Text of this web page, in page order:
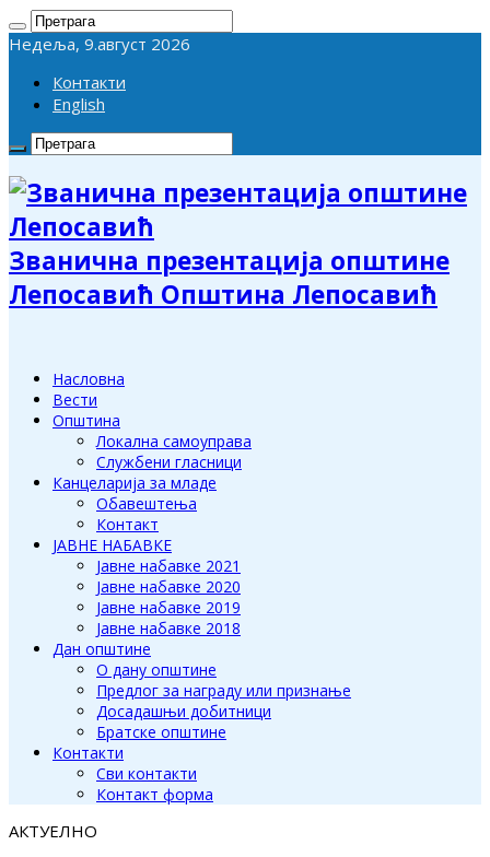
Недеља, 9.август 2026
Контакти
English
Званична презентација општине
Лепосавић Општина Лепосавић
Насловна
Вести
Општина
Локална самоуправа
Службени гласници
Канцеларија за младе
Обавештења
Контакт
ЈАВНЕ НАБАВКЕ
Јавне набавке 2021
Јавне набавке 2020
Јавне набавке 2019
Јавне набавке 2018
Дан општине
О дану општине
Предлог за награду или признање
Досадашњи добитници
Братске општине
Контакти
Сви контакти
Контакт форма
АКТУЕЛНО